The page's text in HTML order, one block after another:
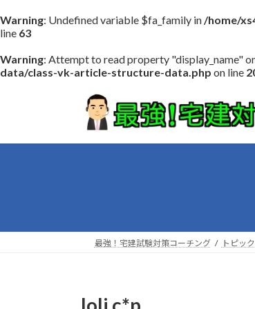
Warning: Undefined variable $fa_family in/home/
line 63
Warning: Attempt to read property "display_name"
data/class-vk-article-structure-data.php on line
プ
動
最強！宅建試験対策コーチング トピック